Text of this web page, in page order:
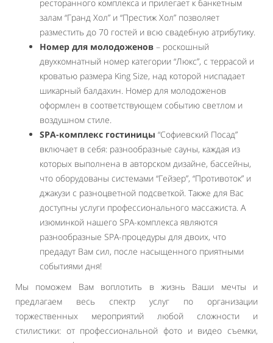
ресторанного комплекса и прилегает к банкетным
залам “Гранд Хол” и “Престиж Хол” позволяет
разместить до 70 гостей и всю свадебную атрибутику.
Номер для молодоженов – роскошный
двухкомнатный номер категории “Люкс”, с террасой и
кроватью размера King Size, над которой ниспадает
шикарный балдахин. Номер для молодоженов
оформлен в соответствующем событию светлом и
воздушном стиле.
SPA-комплекс гостиницы “Софиевский Посад”
включает в себя: разнообразные сауны, каждая из
которых выполнена в авторском дизайне, бассейны,
что оборудованы системами “Гейзер”, “Противоток” и
джакузи с разноцветной подсветкой. Также для Вас
доступны услуги профессионального массажиста. А
изюминкой нашего SPA-комплекса являются
разнообразные SPA-процедуры для двоих, что
предадут Вам сил, после насыщенного приятными
событиями дня!
Мы поможем Вам воплотить в жизнь Ваши мечты и
предлагаем весь спектр услуг по организации
торжественных мероприятий любой сложности и
стилистики: от профессиональной фото и видео съемки,